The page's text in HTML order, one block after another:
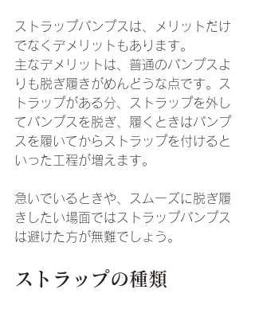
ストラップパンプスは、メリットだけ
でなくデメリットもあります。
主なデメリットは、普通のパンプスよ
りも脱ぎ履きがめんどうな点です。ス
トラップがある分、ストラップを外し
てパンプスを脱ぎ、履くときはパンプ
スを履いてからストラップを付けると
いった工程が増えます。
急いでいるときや、スムーズに脱ぎ履
きしたい場面ではストラップパンプス
は避けた方が無難でしょう。
ストラップの種類